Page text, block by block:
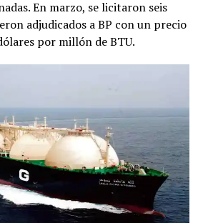
En marzo, se licitaron seis
adjudicados a BP con un precio
por millón de BTU.